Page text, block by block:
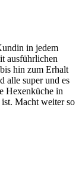
in jedem
ausführlichen
hin zum Erhalt
alle super und es
Hexenküche in
ist. Macht weiter so